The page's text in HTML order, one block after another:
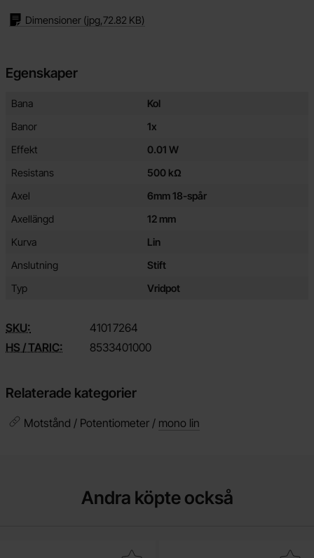
Dimensioner (jpg, 72.82 KB)
Egenskaper
Egenskaper/attribut för denna produkt
Attribut
Bana
Kol
Banor
1x
Effekt
0.01 W
Resistans
500 kΩ
Axel
6mm 18-spår
Axellängd
12 mm
Kurva
Lin
Anslutning
Stift
Typ
Vridpot
SKU: 4101 7264
HS / TARIC:
8533401000
Relaterade kategorier
Motstånd / Potentiometer / mono lin
Andra köpte också